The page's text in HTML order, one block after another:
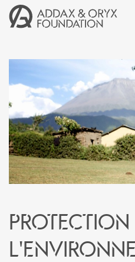
Protection